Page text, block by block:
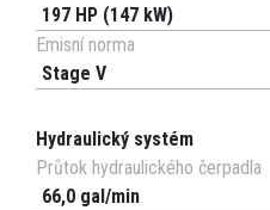
197 HP (147 kW)
Emisní norma
Stage V
Hydraulický systém
Průtok hydraulického čerpadla
66,0 gal/min